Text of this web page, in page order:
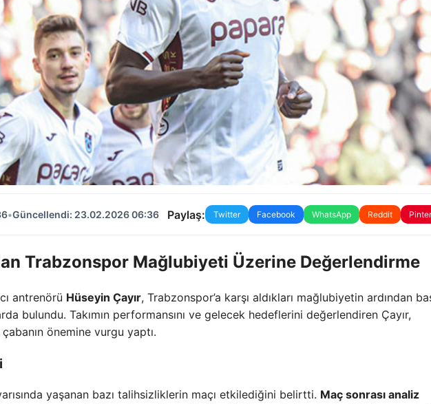
•Güncellendi: 23.02.2026 06:36 Paylaş: Twitter Facebook WhatsApp Reddit
Trabzonspor Mağlubiyeti Üzerine Değerlendirme
antrenörü Hüseyin Çayır, Trabzonspor’a karşı aldıkları mağlubiyetin ardından
bulundu. Takımın performansını ve gelecek hedeflerini değerlendiren Çayır,
önemine vurgu yaptı.
yaşanan bazı talihsizliklerin maçı etkilediğini belirtti. Maç sonrası analiz